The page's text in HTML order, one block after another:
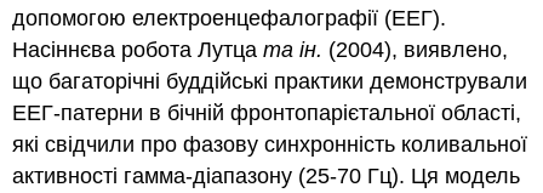
допомогою електроенцефалографії (ЕЕГ).
Насіннєва робота Лутцата ін. (2004), виявлено,
що багаторічні буддійські практики демонстрували
ЕЕГ-патерни в бічній фронтопарієтальної області,
які свідчили про фазову синхронність коливальної
активності гамма-діапазону (25-70 Гц). Ця модель